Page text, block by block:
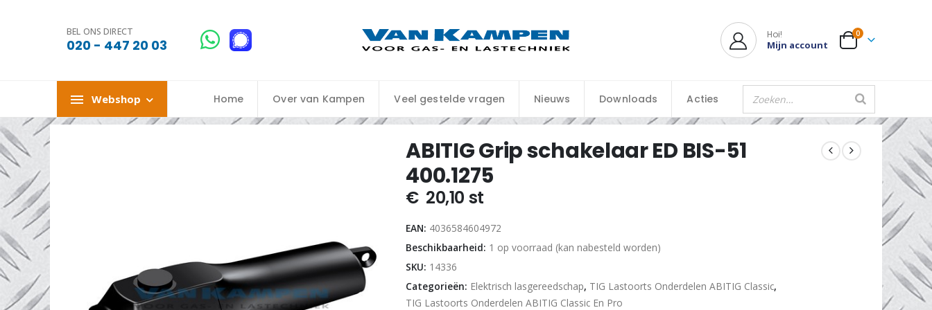
BEL ONS DIRECT
020 - 447 20 03
Hoi!
Mijn account
0
Webshop Home Over van Kampen Veel gestelde vragen Nieuws Downloads Acties
ABITIG Grip schakelaar ED BIS-51
400.1275
€ 20,10 st
EAN: 4036584604972
Beschikbaarheid: 1 op voorraad (kan nabesteld worden)
SKU: 14336
Categorieën: Elektrisch lasgereedschap, TIG Lastoorts Onderdelen ABITIG Classic,
TIG Lastoorts Onderdelen ABITIG Classic En Pro